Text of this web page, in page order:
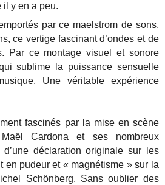
il y en a peu.
par ce maelstrom de sons,
ce vertige fascinant d’ondes et de
Par ce montage visuel et sonore
sublime la puissance sensuelle
Une véritable expérience
fascinés par la mise en scène
Cardona et ses nombreux
d’une déclaration originale sur les
en pudeur et « magnétisme » sur la
Schönberg. Sans oublier des